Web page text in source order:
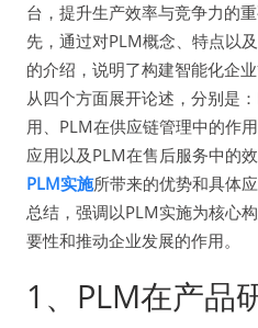
台，提升生产效率与竞争力的
先，通过对PLM概念、特点以
的介绍，说明了构建智能化企
从四个方面展开论述，分别是
用、PLM在供应链管理中的作
应用以及PLM在售后服务中的
PLM实施所带来的优势和具体
总结，强调以PLM实施为核心
要性和推动企业发展的作用。
1、PLM在产品